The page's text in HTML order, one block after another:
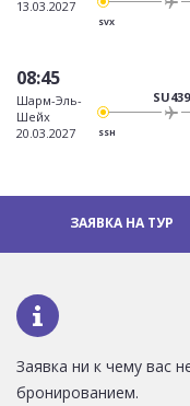
13.03.2027
SVX
08:45
Шарм-Эль-
Шейх
20.03.2027
SU439
SSH
ЗАЯВКА НА ТУР
Заявка ни к чему вас
бронированием.